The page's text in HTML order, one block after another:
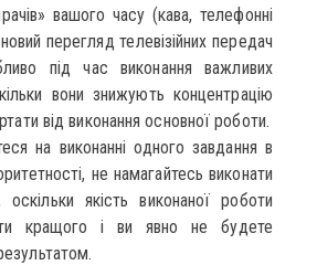
вашого часу (кава, телефонні
перегляд телевізійних передач
під час виконання важливих
вони знижують концентрацію
від виконання основної роботи.
на виконанні одного завдання в
не намагайтесь виконати
якість виконаної роботи
кращого і ви явно не будете